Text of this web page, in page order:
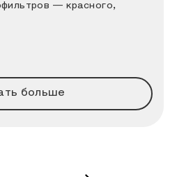
— красного,
больше